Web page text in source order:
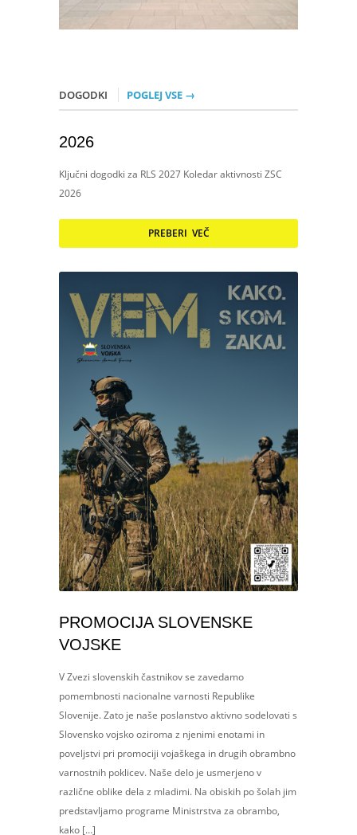
DOGODKI POGLEJ VSE →
2026
Ključni dogodki za RLS 2027 Koledar aktivnosti ZSC
2026
PREBERI VEČ
PROMOCIJA SLOVENSKE
VOJSKE
V Zvezi slovenskih častnikov se zavedamo
pomembnosti nacionalne varnosti Republike
Slovenije. Zato je naše poslanstvo aktivno sodelovati s
Slovensko vojsko oziroma z njenimi enotami in
poveljstvi pri promociji vojaškega in drugih obrambno
varnostnih poklicev. Naše delo je usmerjeno v
različne oblike dela z mladimi. Na obiskih po šolah jim
predstavljamo programe Ministrstva za obrambo,
kako […]